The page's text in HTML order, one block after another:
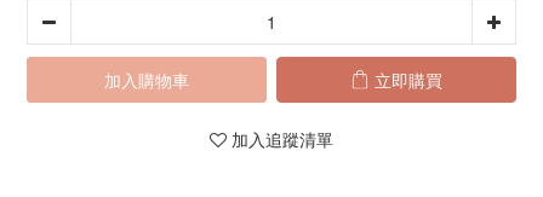
加入購物車 立即購買
加入追蹤清單